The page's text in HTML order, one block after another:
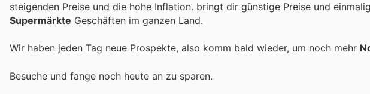
steigenden Preise und die hohe Inflation. bringt dir günstige Preise und
Supermärkte Geschäften im ganzen Land.
Wir haben jeden Tag neue Prospekte, also komm bald wieder, um noch mehr
Besuche und fange noch heute an zu sparen.